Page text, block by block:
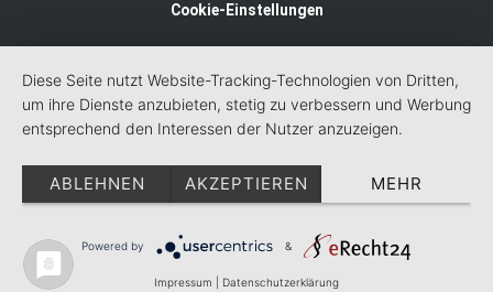
Cookie-Einstellungen
Diese Seite nutzt Website-Tracking-Technologien von Dritten,
um ihre Dienste anzubieten, stetig zu verbessern und Werbung
entsprechend den Interessen der Nutzer anzuzeigen.
ABLEHNEN AKZEPTIEREN MEHR
Powered by &
Impressum Datenschutzerklärung